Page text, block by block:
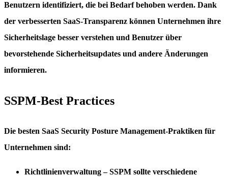
Benutzern identifiziert, die bei Bedarf behoben werden. Dank
der verbesserten SaaS-Transparenz können Unternehmen ihre
Sicherheitslage besser verstehen und Benutzer über
bevorstehende Sicherheitsupdates und andere Änderungen
informieren.
SSPM-Best Practices
Die besten SaaS Security Posture Management-Praktiken für
Unternehmen sind:
Richtlinienverwaltung–SSPM sollte verschiedene